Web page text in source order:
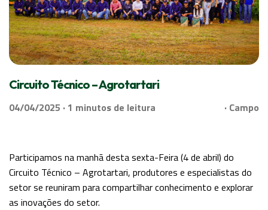
Circuito Técnico – Agrotartari
04/04/2025 · de leitura · Campo
Participamos na manhã desta sexta-Feira (4 de abril) do
Circuito Técnico – Agrotartari, produtores e especialistas do
setor se reuniram para compartilhar conhecimento e explorar
as inovações do setor.